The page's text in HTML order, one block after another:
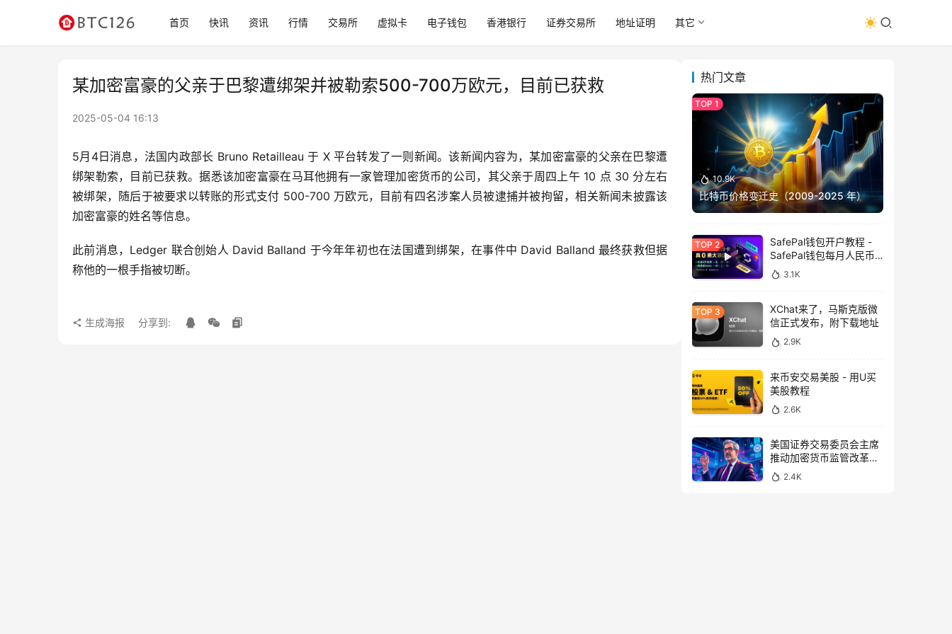
首页 快讯 资讯 行情 交易所 虚拟卡 电子钱包 香港银行 证券交易所 地址证明 其它
某加密富豪的父亲于巴黎遭绑架并被勒索500-700万欧元，目前已获救
2025-05-04 16:13
5月4日消息，法国内政部长 Bruno Retailleau 于 X 平台转发了一则新闻。该新闻内容为，某加密富豪的父亲在巴黎遭
绑架勒索，目前已获救。据悉该加密富豪在马耳他拥有一家管理加密货币的公司，其父亲于周四上午 10 点 30 分左右
被绑架，随后于被要求以转账的形式支付 500-700 万欧元，目前有四名涉案人员被逮捕并被拘留，相关新闻未披露该
加密富豪的姓名等信息。
此前消息，Ledger 联合创始人 David Balland 于今年年初也在法国遭到绑架，在事件中 David Balland 最终获救但据
称他的一根手指被切断。
生成海报 分享到:
热门文章
10.9K
比特币价格变迁史（2009-2025 年）
SafePal钱包开户教程 -
SafePal钱包每月人民币
消费前666U享受汇损补
贴
3.1K
XChat来了，马斯克版微
信正式发布，附下载地址
2.9K
来币安交易美股 - 用U买
美股教程
2.6K
美国证券交易委员会主席
推动加密货币监管改革，
力求未来验证
2.4K